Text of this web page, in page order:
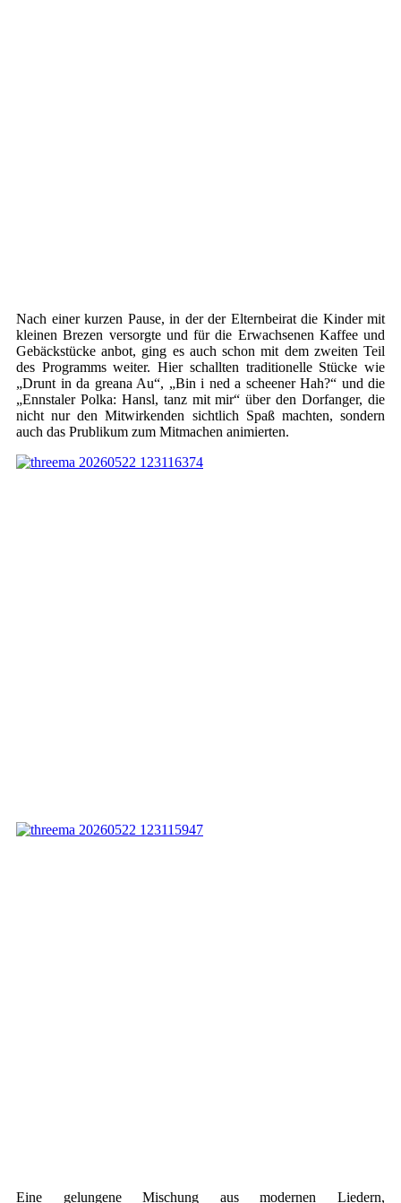
Nach einer kurzen Pause, in der der Elternbeirat die Kinder mit
kleinen Brezen versorgte und für die Erwachsenen Kaffee und
Gebäckstücke anbot, ging es auch schon mit dem zweiten Teil
des Programms weiter. Hier schallten traditionelle Stücke wie
„Drunt in da greana Au“, „Bin i ned a scheener Hah?“ und die
„Ennstaler Polka: Hansl, tanz mit mir“ über den Dorfanger, die
nicht nur den Mitwirkenden sichtlich Spaß machten, sondern
auch das Prublikum zum Mitmachen animierten.
Eine gelungene Mischung aus modernen Liedern,